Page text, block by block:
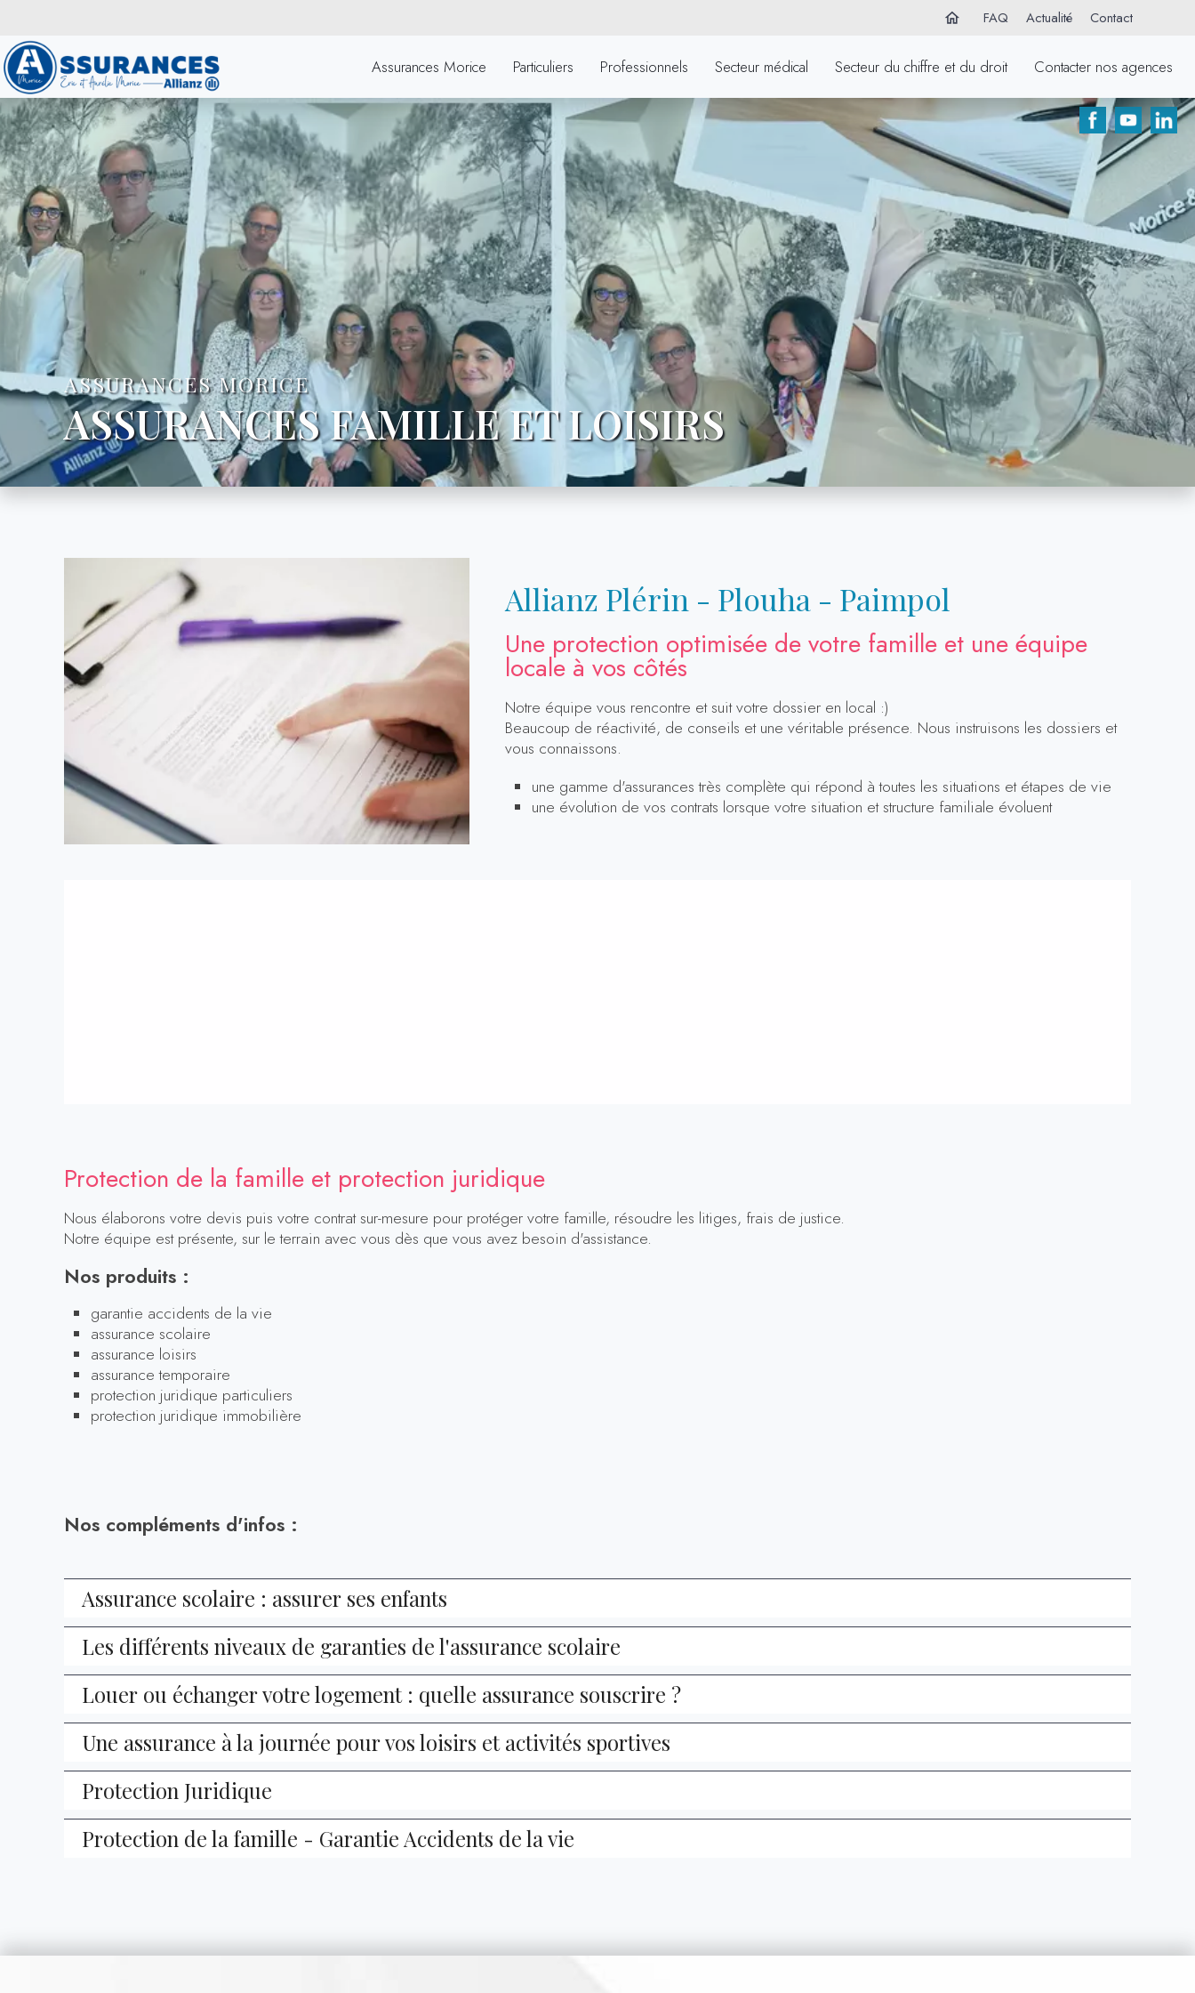
home FAQ Actualité Contact
Assurances Morice Particuliers Professionnels Secteur médical Secteur du chiffre et du droit Contacter nos agences
ASSURANCES MORICE
ASSURANCES FAMILLE ET LOISIRS
Allianz Plérin - Plouha - Paimpol
Une protection optimisée de votre famille et une équipe
locale à vos côtés
Notre équipe vous rencontre et suit votre dossier en local :)
Beaucoup de réactivité, de conseils et une véritable présence. Nous instruisons les dossiers et
vous connaissons.
une gamme d'assurances très complète qui répond à toutes les situations et étapes de vie
une évolution de vos contrats lorsque votre situation et structure familiale évoluent
Protection de la famille et protection juridique
Nous élaborons votre devis puis votre contrat sur-mesure pour protéger votre famille, résoudre les litiges, frais de justice.
Notre équipe est présente, sur le terrain avec vous dès que vous avez besoin d'assistance.
Nos produits :
garantie accidents de la vie
assurance scolaire
assurance loisirs
assurance temporaire
protection juridique particuliers
protection juridique immobilière
Nos compléments d'infos :
Assurance scolaire : assurer ses enfants
Les différents niveaux de garanties de l'assurance scolaire
Louer ou échanger votre logement : quelle assurance souscrire ?
Une assurance à la journée pour vos loisirs et activités sportives
Protection Juridique
Protection de la famille - Garantie Accidents de la vie